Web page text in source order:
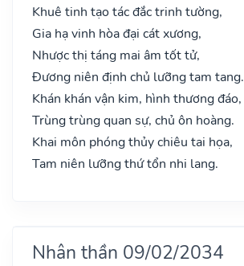
Khuê tinh tạo tác đắc trinh tường,
Gia hạ vinh hòa đại cát xương,
Nhược thị táng mai âm tốt tử,
Đương niên định chủ lưỡng tam tang.
Khán khán vận kim, hình thương đáo,
Trùng trùng quan sự, chủ ôn hoàng.
Khai môn phóng thủy chiêu tai họa,
Tam niên lưỡng thứ tổn nhi lang.
Nhân thần 09/02/2034